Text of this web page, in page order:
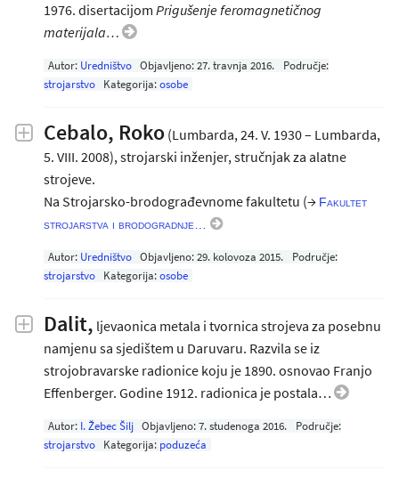
1976. disertacijom Prigušenje feromagnetičnog
materijala…
Autor: Uredništvo Objavljeno:27. travnja 2016.
Područje:
strojarstvo
Kategorija:osobe
Cebalo, Roko (Lumbarda, 24. V. 1930 – Lumbarda,
5. VIII. 2008), strojarski inženjer, stručnjak za alatne
strojeve.
Na Strojarsko-brodograđevnome fakultetu (→ Fakultet
strojarstva i brodogradnje…
Autor: Uredništvo Objavljeno:29. kolovoza 2015.
Područje:
strojarstvo
Kategorija:osobe
Dalit, ljevaonica metala i tvornica strojeva za posebnu
namjenu sa sjedištem u Daruvaru. Razvila se iz
strojobravarske radionice koju je 1890. osnovao Franjo
Effenberger. Godine 1912. radionica je postala…
Autor: I. Žebec Šilj Objavljeno:7. studenoga 2016.
Područje:
strojarstvo
Kategorija: poduzeća